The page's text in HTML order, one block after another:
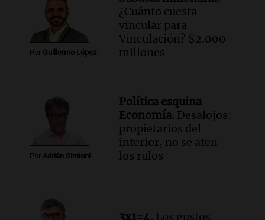
Audio.Mateo, a los 25 años, lucha
contra el tiempo: necesita un trasplante
para poder seguir viviend
Estiman que la inflación nacional
de julio será menor al 2,9% registrado
en CABA
Una mañana para todos
Episodios
Una mañana para todos
Por Guillermo López
¿Cuánto cuesta
vincular para
Vinculación? $2.000
millones
Por Adrián Simioni
Política esquina
Economía. Desalojos:
propietarios del
interior, no se aten
los rulos
3x1=4. Los gustos